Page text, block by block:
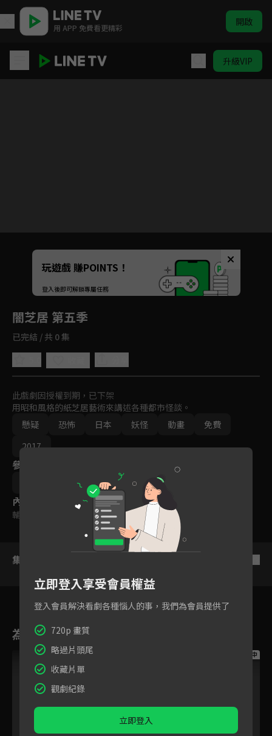
用 APP 免費看更精彩 開啟
升級VIP
Unmute
如有不便請見諒
玩遊戲 賺POINTS！
登入後即可解鎖專屬任務
闇芝居 第五季
已完結 / 共 0 集
此戲劇因授權到期，已下架
用昭和風格的紙芝居藝術來講述各種都市怪談。
懸疑
恐怖 日本 妖怪 動畫
免費
2017
參與演員
內容標籤
輔導十五歲級
集數列表
為您推薦
跟播中 跟播中
立即登入享受會員權益
登入會員解決看劇各種惱人的事，我們為會員提供了
720p 畫質
略過片頭尾
收藏片單
觀劇紀錄
立即登入